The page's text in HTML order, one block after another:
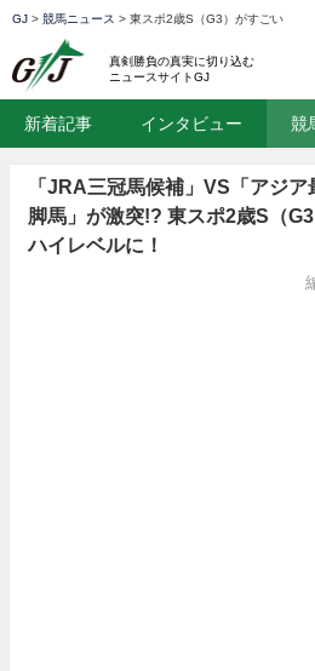
GJ > 競馬ニュース > 東スポ2歳S（G3）がすごい
真剣勝負の真実に切り込む
ニュースサイトGJ
新着記事 インタビュー 競
「JRA三冠馬候補」VS「アジ
脚馬」が激突!? 東スポ2歳S（
ハイレベルに！